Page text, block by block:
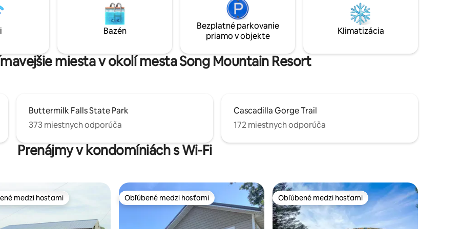
kúpeľov. 25 minút na
stolovanie a nákupy
V blízkosti 6 vysokých škôl
a SU.
október). Rybolov, plávanie, lyžovanie na
snehu, ochutnávka vína, kvalitné jedlo,
krásne západy slnka čakajú na váš
príchod! 15 minút do Skaneateles, 10
a rybárske prúty - Pohodlná domáca
práčovňa – Užite si nádherné východ
Bazén
Bezplatné parkovanie
priamo v objekte
Klimatizácia
miesta v okolí mesta Song Mountain Resort
Buttermilk Falls State Park
373 miestnych odporúča
Cascadilla Gorge Trail
172 miestnych odporúča
Prenájmy v kondomíniách s Wi-Fi
medzi hosťami
medzi hosťami Obľúbené medzi hosťami
Obľúbené medzi hosťami Obľúbené medzi hosťami
Obľúbené medzi hosťami